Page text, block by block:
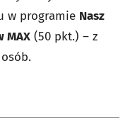
w programie Nasz
MAX (50 pkt.) – z